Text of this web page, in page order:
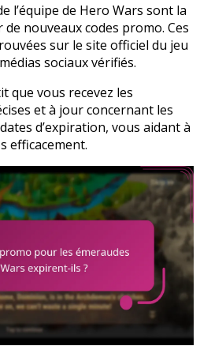
l’équipe de Hero Wars sont la
nouveaux codes promo. Ces
sur le site officiel du jeu
sociaux vérifiés.
que vous recevez les
et à jour concernant les
d’expiration, vous aidant à
efficacement.